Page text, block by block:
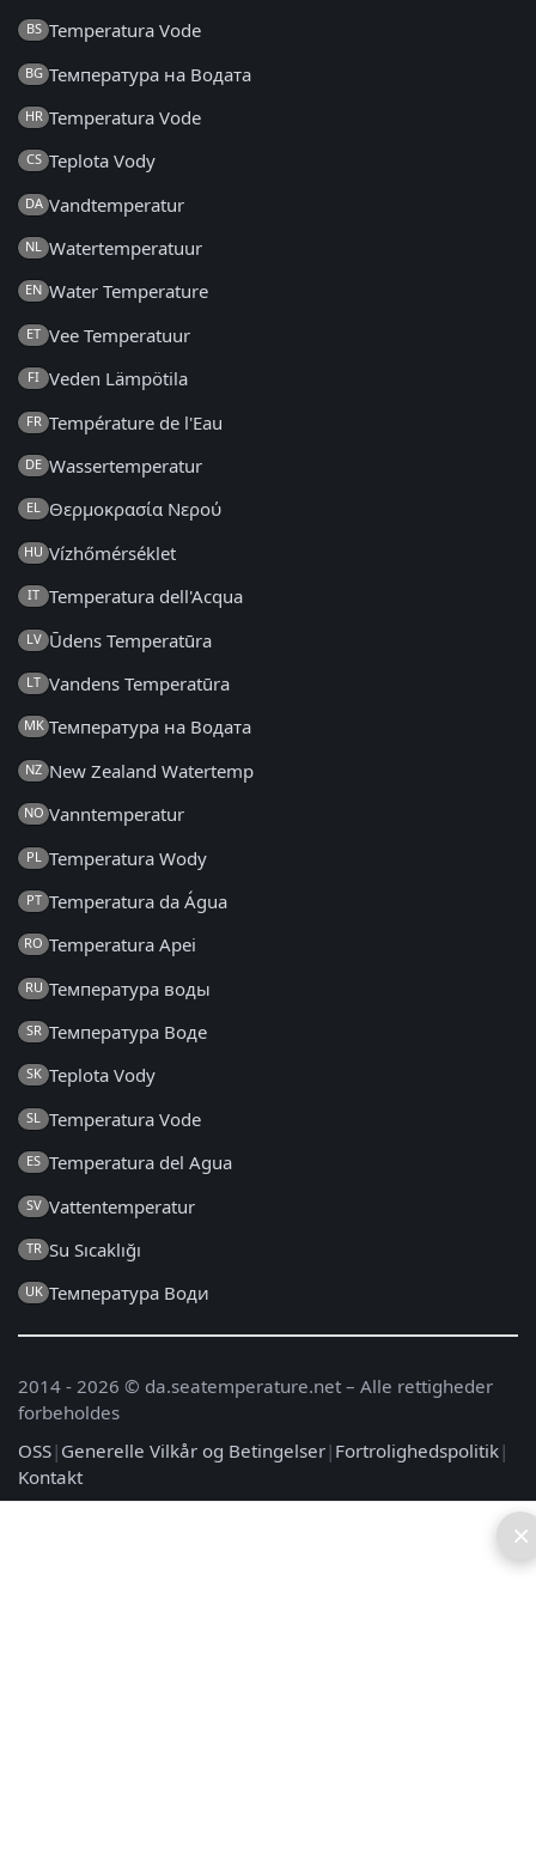
BS Temperatura Vode
BG Температура на Водата
HR Temperatura Vode
CS Teplota Vody
DA Vandtemperatur
NL Watertemperatuur
EN Water Temperature
ET Vee Temperatuur
FI Veden Lämpötila
FR Température de l'Eau
DE Wassertemperatur
EL Θερμοκρασία Νερού
HU Vízhőmérséklet
IT Temperatura dell'Acqua
LV Ūdens Temperatūra
LT Vandens Temperatūra
MK Температура на Водата
NZ New Zealand Watertemp
NO Vanntemperatur
PL Temperatura Wody
PT Temperatura da Água
RO Temperatura Apei
RU Температура воды
SR Температура Воде
SK Teplota Vody
SL Temperatura Vode
ES Temperatura del Agua
SV Vattentemperatur
TR Su Sıcaklığı
UK Температура Води
2014 - 2026 © da.seatemperature.net – Alle rettigheder
forbeholdes
OSS| Generelle Vilkår og Betingelser| Fortrolighedspolitik|
Kontakt
×